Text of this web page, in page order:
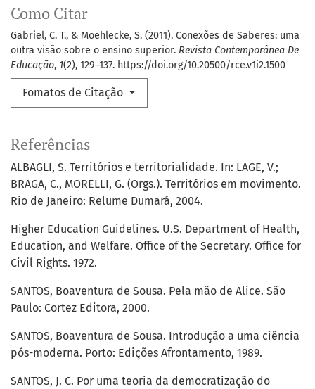
Como Citar
Gabriel, C. T., & Moehlecke, S. (2011). Conexões de Saberes: uma
outra visão sobre o ensino superior. Revista Contemporânea De
Educação, 1(2), 129–137. https://doi.org/10.20500/rce.v1i2.1500
Fomatos de Citação
Referências
ALBAGLI, S. Territórios e territorialidade. In: LAGE, V.;
BRAGA, C., MORELLI, G. (Orgs.). Territórios em movimento.
Rio de Janeiro: Relume Dumará, 2004.
Higher Education Guidelines. U.S. Department of Health,
Education, and Welfare. Office of the Secretary. Office for
Civil Rights. 1972.
SANTOS, Boaventura de Sousa. Pela mão de Alice. São
Paulo: Cortez Editora, 2000.
SANTOS, Boaventura de Sousa. Introdução a uma ciência
pós-moderna. Porto: Edições Afrontamento, 1989.
SANTOS, J. C. Por uma teoria da democratização do